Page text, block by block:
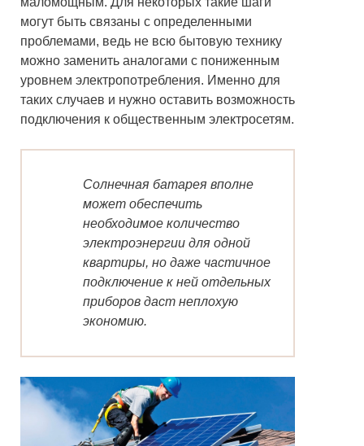
могут быть связаны с определенными
проблемами, ведь не всю бытовую технику
можно заменить аналогами с пониженным
уровнем электропотребления. Именно для
таких случаев и нужно оставить возможность
подключения к общественным электросетям.
Солнечная батарея вполне
может обеспечить
необходимое количество
электроэнергии для одной
квартиры, но даже частичное
подключение к ней отдельных
приборов даст неплохую
экономию.